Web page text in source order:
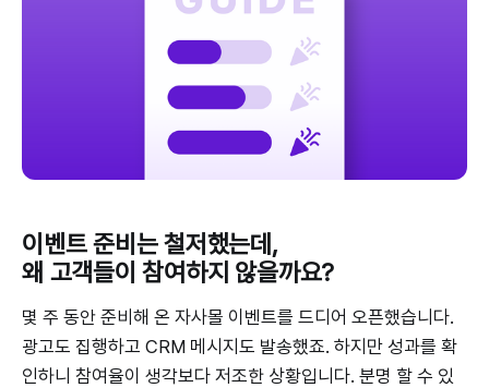
이벤트 준비는 철저했는데,
왜 고객들이 참여하지 않을까요?
몇 주 동안 준비해 온 자사몰 이벤트를 드디어 오픈했습니다.
광고도 집행하고 CRM 메시지도 발송했죠. 하지만 성과를 확
인하니 참여율이 생각보다 저조한 상황입니다. 분명 할 수 있